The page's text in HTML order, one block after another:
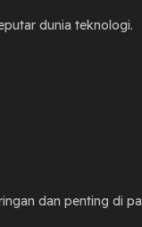
dunia teknologi.
dan penting di